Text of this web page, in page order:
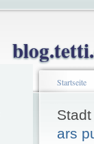
Startseite
Stadt
ars